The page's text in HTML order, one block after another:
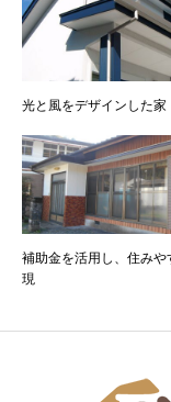
光と風をデザインした家
補助金を活用し、住みや
現